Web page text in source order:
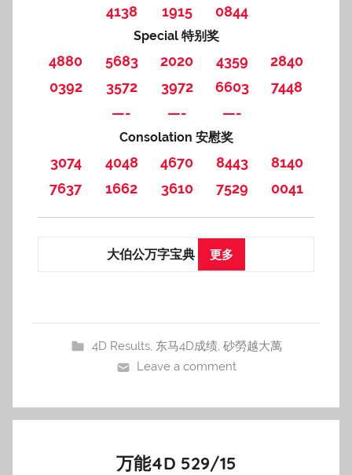
4138 1915 0844
Special 特别奖
4880 5683 2020 4359
2840
0392
3572 3972 6603
7448
—-
—- —-
Consolation 安慰奖
3074 4048 4670 8443
8140
7637
1662 3610 7529 0041
大伯公万字宝典 更多
4D Results, 东马4D成绩, 砂勞越大萬
Leave a comment
万能4D 529/15